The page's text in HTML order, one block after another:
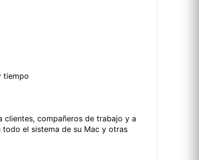
tiempo
clientes, compañeros de trabajo y a
el sistema de su Mac y otras